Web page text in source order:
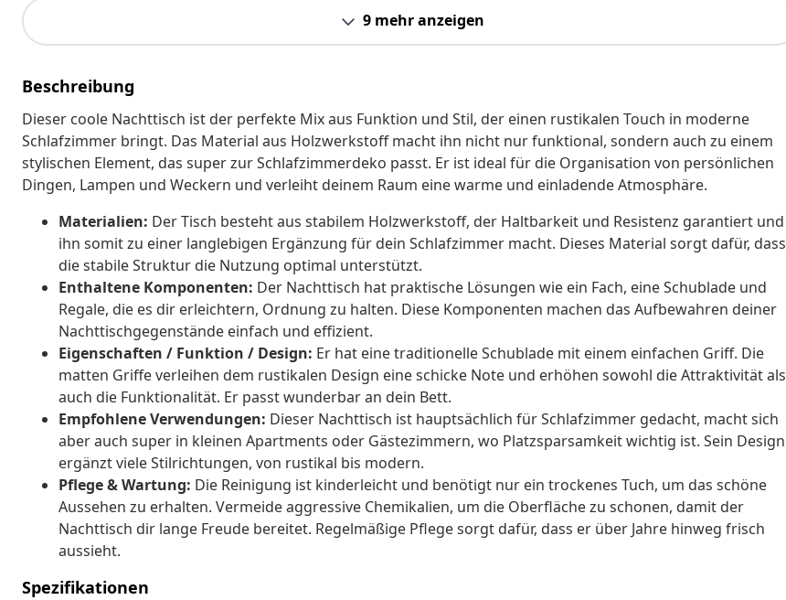
9 mehr anzeigen
Beschreibung
Dieser coole Nachttisch ist der perfekte Mix aus Funktion und Stil, der einen rustikalen Touch in moderne
Schlafzimmer bringt. Das Material aus Holzwerkstoff macht ihn nicht nur funktional, sondern auch zu einem
stylischen Element, das super zur Schlafzimmerdeko passt. Er ist ideal für die Organisation von persönlichen
Dingen, Lampen und Weckern und verleiht deinem Raum eine warme und einladende Atmosphäre.
Materialien: Der Tisch besteht aus stabilem Holzwerkstoff, der Haltbarkeit und Resistenz garantiert und
ihn somit zu einer langlebigen Ergänzung für dein Schlafzimmer macht. Dieses Material sorgt dafür, dass
die stabile Struktur die Nutzung optimal unterstützt.
Enthaltene Komponenten: Der Nachttisch hat praktische Lösungen wie ein Fach, eine Schublade und
Regale, die es dir erleichtern, Ordnung zu halten. Diese Komponenten machen das Aufbewahren deiner
Nachttischgegenstände einfach und effizient.
Eigenschaften / Funktion / Design: Er hat eine traditionelle Schublade mit einem einfachen Griff. Die
matten Griffe verleihen dem rustikalen Design eine schicke Note und erhöhen sowohl die Attraktivität als
auch die Funktionalität. Er passt wunderbar an dein Bett.
Empfohlene Verwendungen: Dieser Nachttisch ist hauptsächlich für Schlafzimmer gedacht, macht sich
aber auch super in kleinen Apartments oder Gästezimmern, wo Platzsparsamkeit wichtig ist. Sein Design
ergänzt viele Stilrichtungen, von rustikal bis modern.
Pflege & Wartung: Die Reinigung ist kinderleicht und benötigt nur ein trockenes Tuch, um das schöne
Aussehen zu erhalten. Vermeide aggressive Chemikalien, um die Oberfläche zu schonen, damit der
Nachttisch dir lange Freude bereitet. Regelmäßige Pflege sorgt dafür, dass er über Jahre hinweg frisch
aussieht.
Spezifikationen